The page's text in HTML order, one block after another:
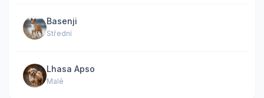
Basenji
Střední
Lhasa Apso
Malé